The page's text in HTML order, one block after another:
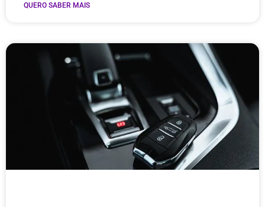
QUERO SABER MAIS